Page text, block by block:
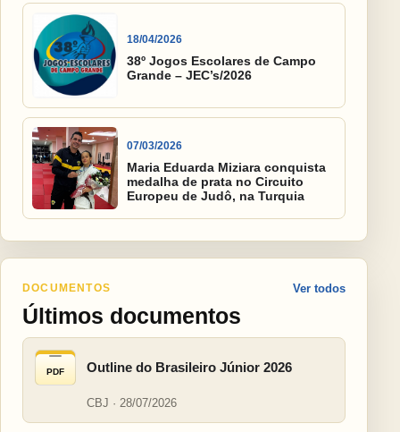
18/04/2026
38º Jogos Escolares de Campo
Grande – JEC’s/2026
07/03/2026
Maria Eduarda Miziara conquista
medalha de prata no Circuito
Europeu de Judô, na Turquia
DOCUMENTOS
Últimos documentos
Ver todos
PDF Outline do Brasileiro Júnior 2026
CBJ · 28/07/2026